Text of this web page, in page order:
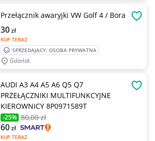
Przełącznik awaryjki VW Golf 4 / Bora
KUP TERAZ
30zł
SPRZEDAJĄCY: OSOBA PRYWATNA
Gdańsk
AUDI A3 A4 A5 A6 Q5 Q7
PRZEŁĄCZNIKI MULTIFUNKCYJNE
KIEROWNICY 8P0971589T
-25% 80,00 zł
KUP TERAZ
60zł